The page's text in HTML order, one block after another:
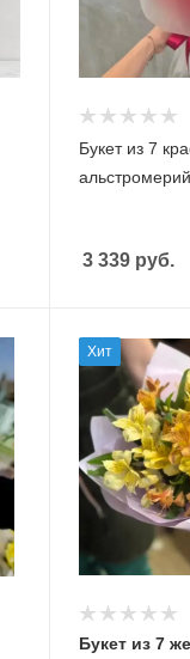
Букет из 7
альстромерий
3 339руб.
Хит
Букет из 7